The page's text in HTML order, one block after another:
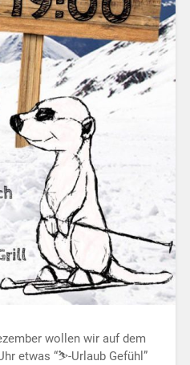
wollen wir auf dem
etwas “⛷️-Urlaub Gefühl”